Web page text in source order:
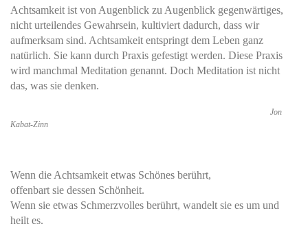
Achtsamkeit ist von Augenblick zu Augenblick gegenwärtiges,
nicht urteilendes Gewahrsein, kultiviert dadurch, dass wir
aufmerksam sind. Achtsamkeit entspringt dem Leben ganz
natürlich. Sie kann durch Praxis gefestigt werden. Diese Praxis
wird manchmal Meditation genannt. Doch Meditation ist nicht
das, was sie denken.
Jon
Kabat-Zinn
Wenn die Achtsamkeit etwas Schönes berührt,
offenbart sie dessen Schönheit.
Wenn sie etwas Schmerzvolles berührt, wandelt sie es um und
heilt es.